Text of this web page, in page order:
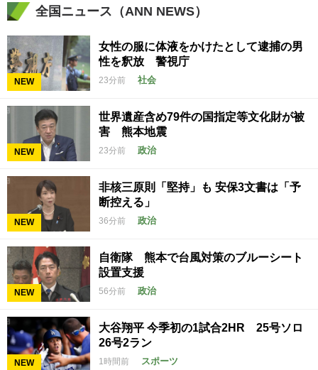
全国ニュース（ANN NEWS）
NEW
女性の服に体液をかけたとして逮捕の男
性を釈放 警視庁
23分前 社会
NEW
世界遺産含め79件の国指定等文化財が被
害 熊本地震
23分前 政治
NEW
非核三原則「堅持」も 安保3文書は「予
断控える」
36分前 政治
NEW
自衛隊 熊本で台風対策のブルーシート
設置支援
56分前 政治
NEW
大谷翔平 今季初の1試合2HR 25号ソロ
26号2ラン
1時間前 スポーツ